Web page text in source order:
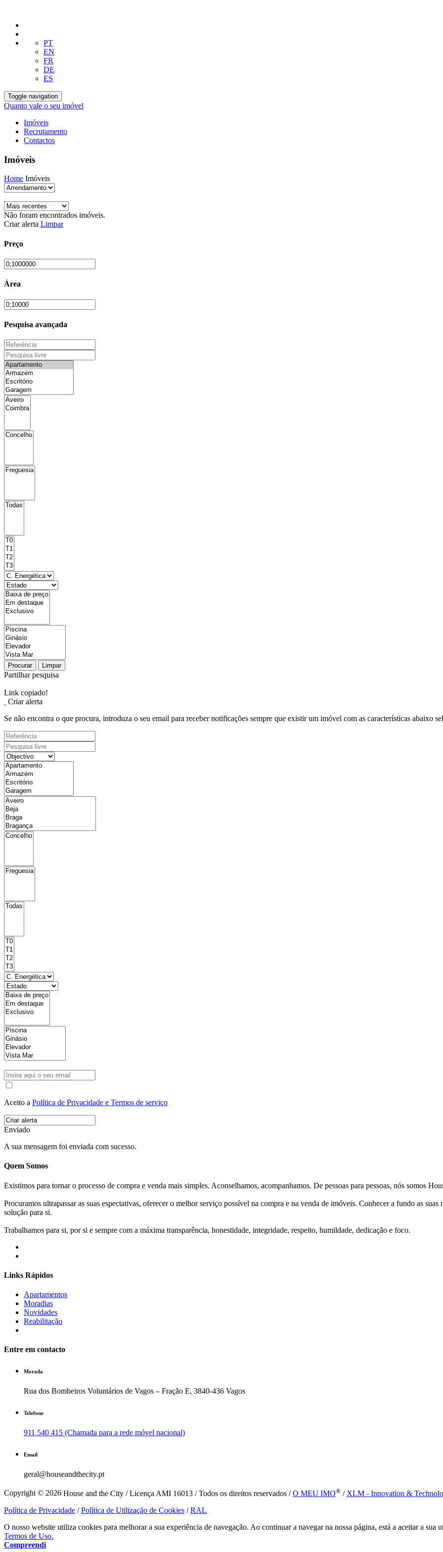
PT
EN
FR
DE
ES
Toggle navigation
Quanto vale o seu imóvel
Imóveis
Recrutamento
Contactos
Imóveis
Home Imóveis
Não foram encontrados imóveis.
Criar alerta Limpar
Preço
Área
Pesquisa avançada
Procurar Limpar
Partilhar pesquisa
Link copiado!
Criar alerta
Se não encontra o que procura, introduza o seu email para receber notificações sempre que existir um imóvel com as características abaixo
Aceito a Política de Privacidade e Termos de serviço
Enviado
A sua mensagem foi enviada com sucesso.
Quem Somos
Existimos para tornar o processo de compra e venda mais simples. Aconselhamos, acompanhamos. De pessoas para pessoas, nós somos
Procuramos ultrapassar as suas espectativas, oferecer o melhor serviço possível na compra e na venda de imóveis. Conhecer a fundo as
solução para si.
Trabalhamos para si, por si e sempre com a máxima transparência, honestidade, integridade, respeito, humildade, dedicação e foco.
Links Rápidos
Apartamentos
Moradias
Novidades
Reabilitação
Entre em contacto
Morada
Rua dos Bombeiros Voluntários de Vagos – Fração E, 3840-436 Vagos
Telefone
911 540 415 (Chamada para a rede móvel nacional)
Email
geral@houseandthecity.pt
Copyright © 2026 House and the City / Licença AMI 16013 / Todos os direitos reservados /O MEU IMO® / XLM - Innovation &
Política de Privacidade /Política de Utilização de Cookies /RAL
O nosso website utiliza cookies para melhorar a sua experiência de navegação. Ao continuar a navegar na nossa página, está a aceitar a sua
Termos de Uso.
Compreendi